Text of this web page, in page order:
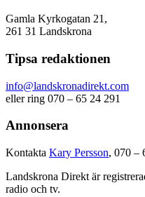
Gamla Kyrkogatan 21,
261 31 Landskrona
Tipsa redaktionen
info@landskronadirekt.com
eller ring 070 – 65 24 291
Annonsera
Kontakta Kary Persson, 070 –
Landskrona Direkt är
radio och tv.